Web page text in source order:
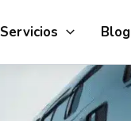
Servicios Blog